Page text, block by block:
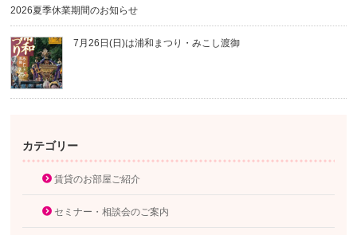
2026夏季休業期間のお知らせ
7月26日(日)は浦和まつり・みこし渡御
カテゴリー
賃貸のお部屋ご紹介
セミナー・相談会のご案内